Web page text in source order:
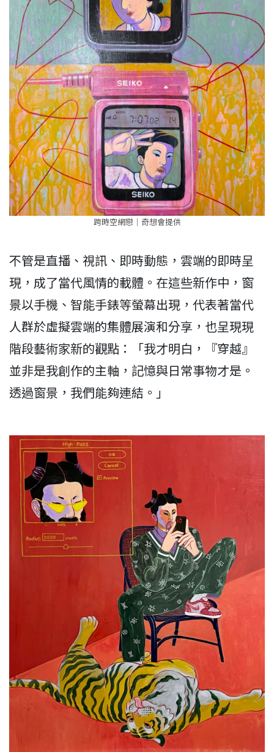
跨時空網戀｜奇想會提供
不管是直播、視訊、即時動態，雲端的即時呈
現，成了當代風情的載體。在這些新作中，窗
景以手機、智能手錶等螢幕出現，代表著當代
人群於虛擬雲端的集體展演和分享，也呈現現
階段藝術家新的觀點：「我才明白，『穿越』
並非是我創作的主軸，記憶與日常事物才是。
透過窗景，我們能夠連結。」